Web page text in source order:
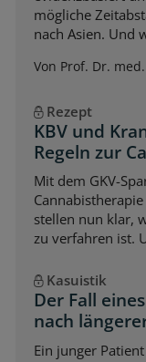
mögliche
nach Asien. Und
Von Prof. Dr.
Rezept
KBV und
Regeln zur
Mit dem GKV-
stellen nun klar,
zu verfahren ist.
Kasuistik
Der Fall
nach
Ein junger